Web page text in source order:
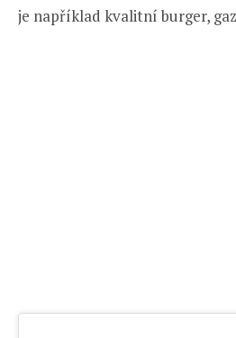
je například kvalitní burger,